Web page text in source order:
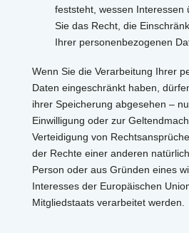
feststeht, wessen Interessen
Sie das Recht, die
Ihrer personenbezogenen
Wenn Sie die Verarbeitung Ihrer
Daten eingeschränkt haben,
ihrer Speicherung abgesehen –
Einwilligung oder zur
Verteidigung von
der Rechte einer anderen
Person oder aus Gründen eines
Interesses der Europäischen
Mitgliedstaats verarbeitet werden.